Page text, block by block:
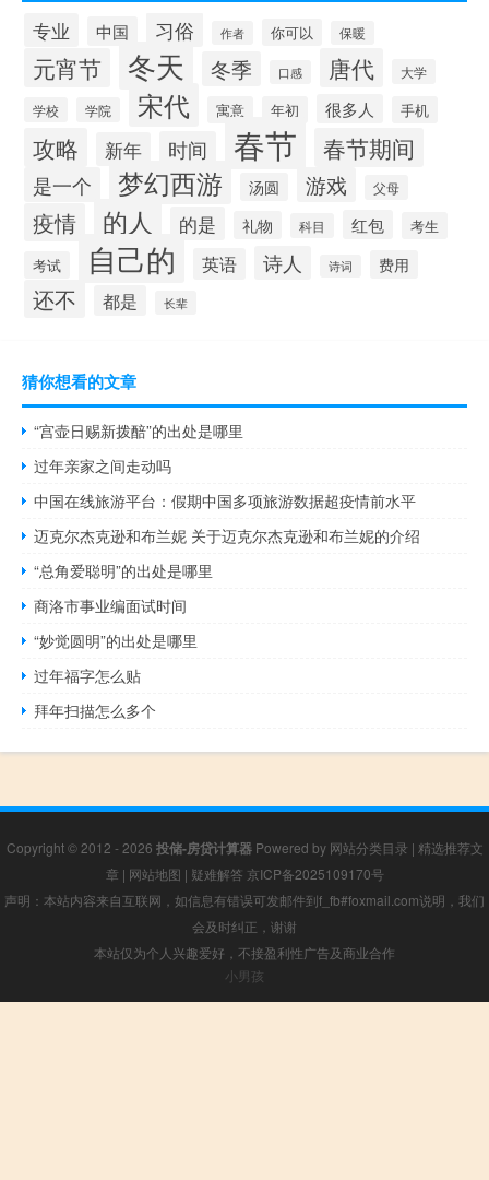
专业 中国 习俗 作者 你可以 保暖
元宵节 冬天 冬季 口感 唐代 大学
学校 学院 宋代 寓意 年初 很多人 手机
攻略 新年 时间 春节 春节期间
是一个 梦幻西游 汤圆 游戏 父母
疫情 的人 的是 礼物 科目 红包
考生
考试
自己的 英语 诗人 诗词 费用
还不 都是 长辈
猜你想看的文章
“宫壶日赐新拨醅”的出处是哪里
过年亲家之间走动吗
中国在线旅游平台：假期中国多项旅游数据超疫情前水平
迈克尔杰克逊和布兰妮 关于迈克尔杰克逊和布兰妮的介绍
“总角爱聪明”的出处是哪里
商洛市事业编面试时间
“妙觉圆明”的出处是哪里
过年福字怎么贴
拜年扫描怎么多个
Copyright © 2012 - 2026 投储-房贷计算器Powered by 网站分类目录 | 精选推荐文
章 | 网站地图 | 疑难解答 京ICP备2025109170号
声明：本站内容来自互联网，如信息有错误可发邮件到f_fb#foxmail.com说明，我们
会及时纠正，谢谢
本站仅为个人兴趣爱好，不接盈利性广告及商业合作
小男孩